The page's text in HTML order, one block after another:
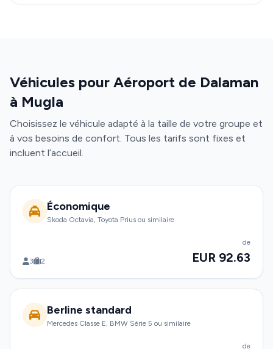
Véhicules pour Aéroport de Dalaman
à Mugla
Choisissez le véhicule adapté à la taille de votre groupe et
à vos besoins de confort. Tous les tarifs sont fixes et
incluent l’accueil.
Économique
Skoda Octavia, Toyota Prius ou similaire
3 2
de
EUR 92.63
Berline standard
Mercedes Classe E, BMW Série 5 ou similaire
de